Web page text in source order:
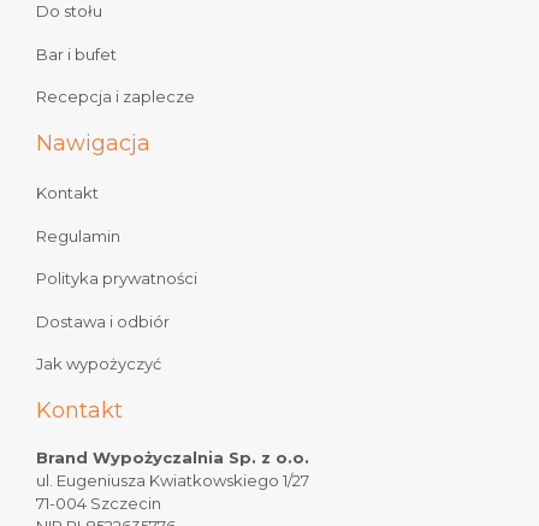
Do stołu
Bar i bufet
Recepcja i zaplecze
Nawigacja
Kontakt
Regulamin
Polityka prywatności
Dostawa i odbiór
Jak wypożyczyć
Kontakt
Brand Wypożyczalnia Sp. z o.o.
ul. Eugeniusza Kwiatkowskiego 1/27
71-004 Szczecin